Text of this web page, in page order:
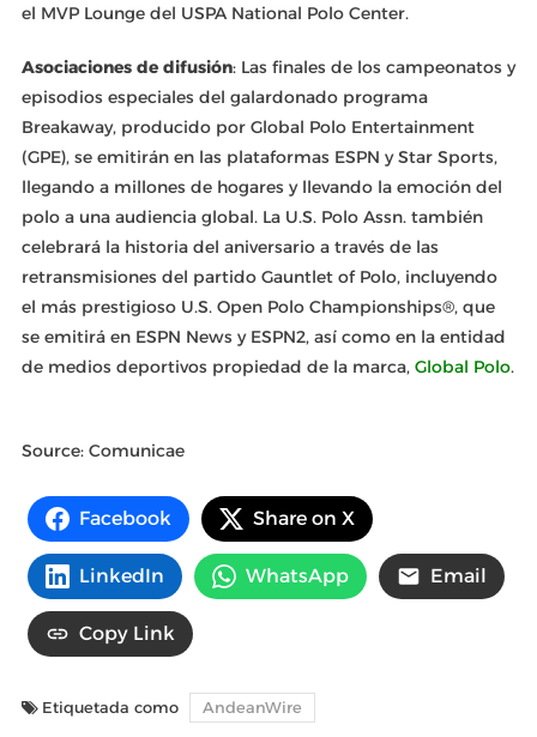
el MVP Lounge del USPA National Polo Center.
Asociaciones de difusión: Las finales de los campeonatos y
episodios especiales del galardonado programa
Breakaway, producido por Global Polo Entertainment
(GPE), se emitirán en las plataformas ESPN y Star Sports,
llegando a millones de hogares y llevando la emoción del
polo a una audiencia global. La U.S. Polo Assn. también
celebrará la historia del aniversario a través de las
retransmisiones del partido Gauntlet of Polo, incluyendo
el más prestigioso U.S. Open Polo Championships®, que
se emitirá en ESPN News y ESPN2, así como en la entidad
de medios deportivos propiedad de la marca, Global Polo.
Source: Comunicae
Facebook Share on X
LinkedIn WhatsApp Email
Copy Link
Etiquetada como AndeanWire